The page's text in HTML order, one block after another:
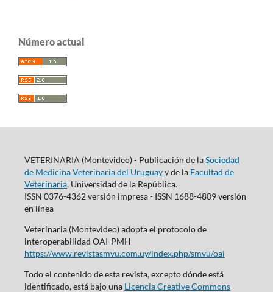
Número actual
VETERINARIA (Montevideo) - Publicación de laSociedad
de Medicina Veterinaria del Uruguayy de la Facultad de
Veterinaria, Universidad de la República.
ISSN 0376-4362 versión impresa - ISSN 1688-4809 versión
en línea
Veterinaria (Montevideo) adopta el protocolo de
interoperabilidad OAI-PMH
https://www.revistasmvu.com.uy/index.php/smvu/oai
Todo el contenido de esta revista, excepto dónde está
identificado, está bajo una Licencia Creative Commons